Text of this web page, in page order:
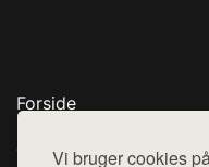
Vi bruger cookies
Forside
Top Rabatter